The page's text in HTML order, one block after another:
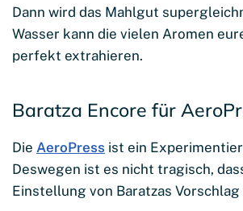
Dann wird das Mahlgut
Wasser kann die vielen Aromen
perfekt extrahieren.
Baratza Encore für
Die AeroPress ist ein
Deswegen ist es nicht tragisch,
Einstellung von Baratzas Vorschlag